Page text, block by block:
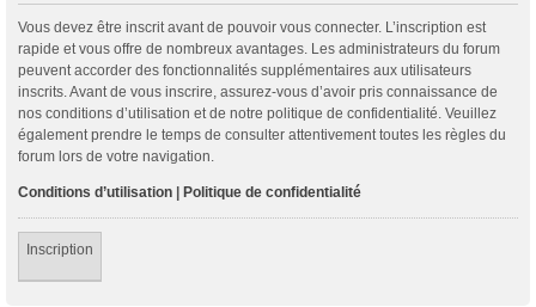
Vous devez être inscrit avant de pouvoir vous connecter. L’inscription est
rapide et vous offre de nombreux avantages. Les administrateurs du forum
peuvent accorder des fonctionnalités supplémentaires aux utilisateurs
inscrits. Avant de vous inscrire, assurez-vous d’avoir pris connaissance de
nos conditions d’utilisation et de notre politique de confidentialité. Veuillez
également prendre le temps de consulter attentivement toutes les règles du
forum lors de votre navigation.
Conditions d’utilisation | Politique de confidentialité
Inscription